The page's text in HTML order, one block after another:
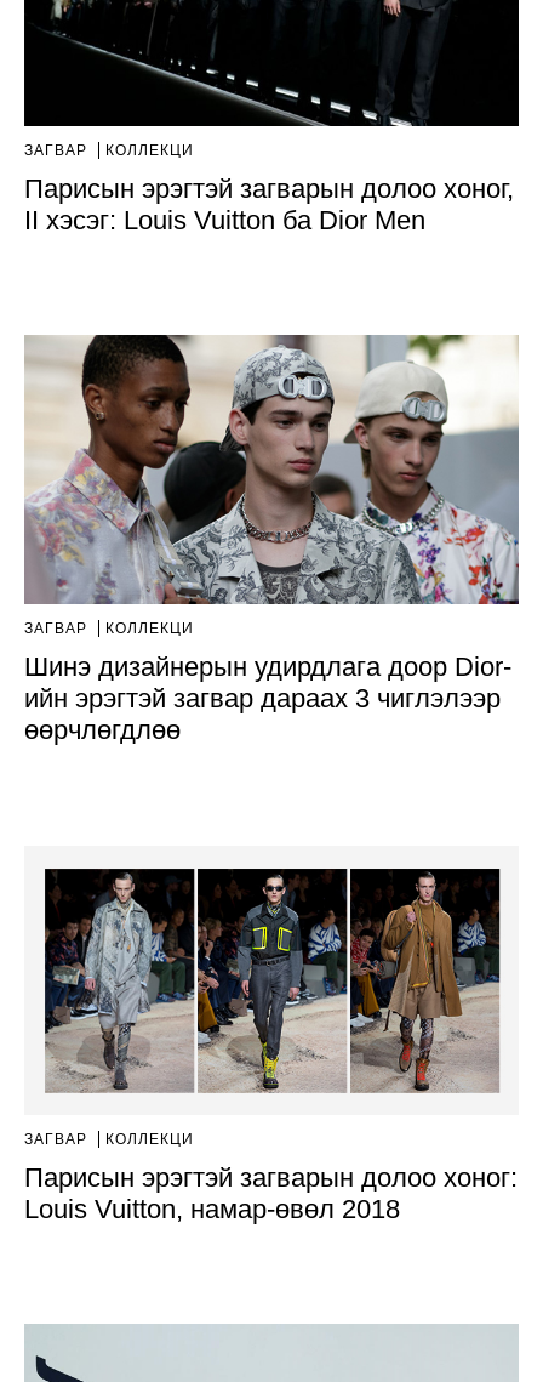
ЗАГВАР КОЛЛЕКЦИ
Парисын эрэгтэй загварын долоо хоног,
II хэсэг: Louis Vuitton ба Dior Men
ЗАГВАР КОЛЛЕКЦИ
Шинэ дизайнерын удирдлага доор Dior-
ийн эрэгтэй загвар дараах 3 чиглэлээр
өөрчлөгдлөө
ЗАГВАР КОЛЛЕКЦИ
Парисын эрэгтэй загварын долоо хоног:
Louis Vuitton, намар-өвөл 2018